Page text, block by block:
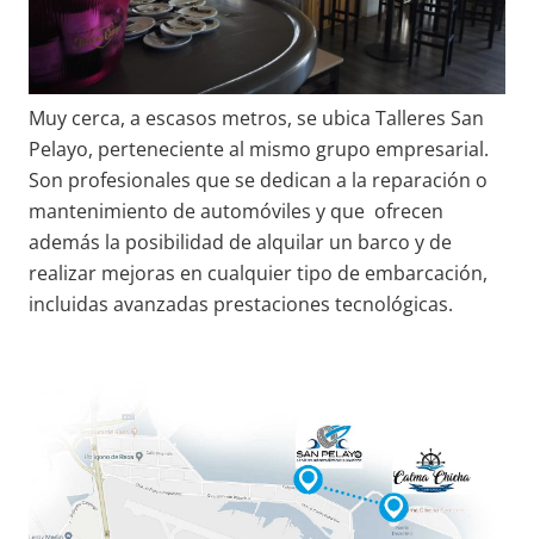
Muy cerca, a escasos metros, se ubica Talleres San
Pelayo, perteneciente al mismo grupo empresarial.
Son profesionales que se dedican a la reparación o
mantenimiento de automóviles y que ofrecen
además la posibilidad de alquilar un barco y de
realizar mejoras en cualquier tipo de embarcación,
incluidas avanzadas prestaciones tecnológicas.